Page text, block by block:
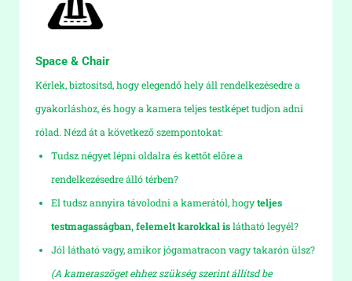
Space & Chair
Kérlek, biztosítsd, hogy elegendő hely áll rendelkezésedre a
gyakorláshoz, és hogy a kamera teljes testképet tudjon adni
rólad. Nézd át a következő szempontokat:
Tudsz négyet lépni oldalra és kettőt előre a
rendelkezésedre álló térben?
El tudsz annyira távolodni a kamerától, hogyteljes
testmagasságban, felemelt karokkal islátható legyél?
Jól látható vagy, amikor jógamatracon vagy takarón ülsz?
(A kameraszöget ehhez szükség szerint állítsd be